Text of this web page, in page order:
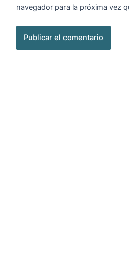
navegador para la próxima vez